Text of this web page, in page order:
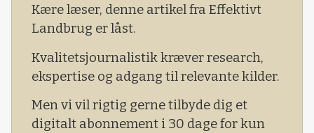
Kære læser, denne artikel fra Effektivt
Landbrug er låst.
Kvalitetsjournalistik kræver research,
ekspertise og adgang til relevante kilder.
Men vi vil rigtig gerne tilbyde dig et
digitalt abonnement i 30 dage for kun